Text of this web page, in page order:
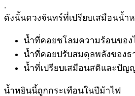
.
ดังนั้นดวงจันทร์ที่เปรียบเสมือนน้ำ
น้ำที่คอยชโลมความร้อนของ
น้ำที่คอยปรับสมดุลพลังของธ
น้ำที่เปรียบเสมือนสติและปัญ
น้ำหยินนี้ถูกกระเทือนในปีม้าไฟ